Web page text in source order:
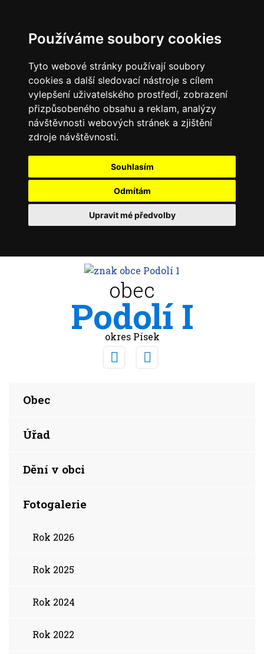
Používáme soubory cookies
Tyto webové stránky používají soubory
cookies a další sledovací nástroje s cílem
vylepšení uživatelského prostředí, zobrazení
přizpůsobeného obsahu a reklam, analýzy
návštěvnosti webových stránek a zjištění
zdroje návštěvnosti.
Souhlasím
Odmítám
Upravit mé předvolby
obec
Podolí I
okres Písek
Obec
Úřad
Dění v obci
Fotogalerie
Rok 2026
Rok 2025
Rok 2024
Rok 2022